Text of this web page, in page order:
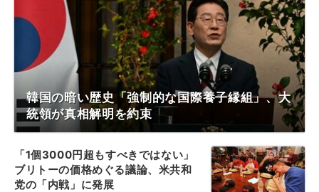
韓国の暗い歴史「強制的な国際養子縁組」、大
統領が真相解明を約束
「1個3000円超もすべきではない」
ブリトーの価格めぐる議論、米共和
党の「内戦」に発展